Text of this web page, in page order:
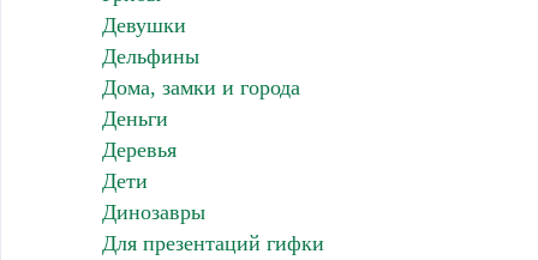
Девушки
Дельфины
Дома, замки и города
Деньги
Деревья
Дети
Динозавры
Для презентаций гифки